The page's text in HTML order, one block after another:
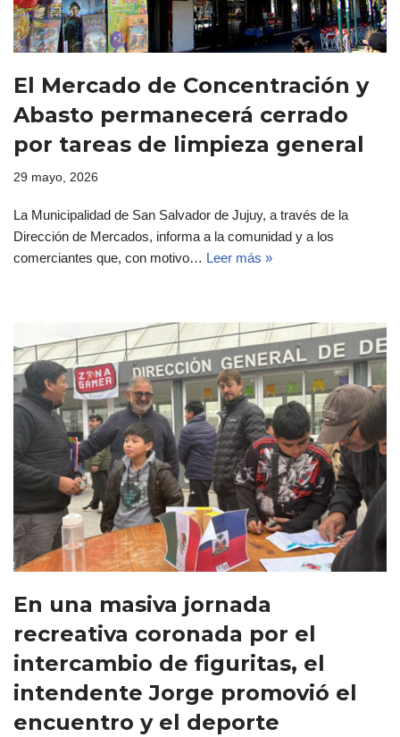
El Mercado de Concentración y
Abasto permanecerá cerrado
por tareas de limpieza general
29 mayo, 2026
La Municipalidad de San Salvador de Jujuy, a través de la
Dirección de Mercados, informa a la comunidad y a los
comerciantes que, con motivo… Leer más »
En una masiva jornada
recreativa coronada por el
intercambio de figuritas, el
intendente Jorge promovió el
encuentro y el deporte